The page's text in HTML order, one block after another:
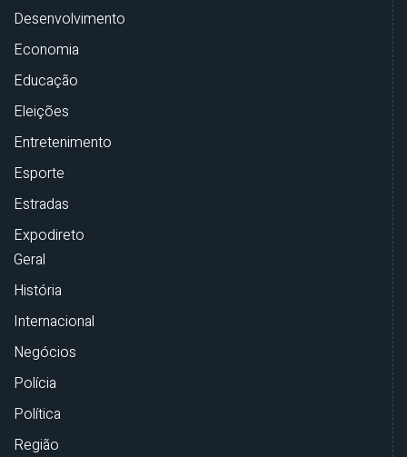
Desenvolvimento
Economia
Educação
Eleições
Entretenimento
Esporte
Estradas
Expodireto
Geral
História
Internacional
Negócios
Polícia
Política
Região